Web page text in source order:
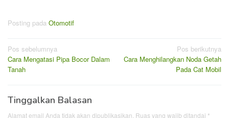
Posting pada Otomotif
Navigasi
pos
Pos sebelumnya
Cara Mengatasi Pipa Bocor Dalam
Tanah
Pos berikutnya
Cara Menghilangkan Noda Getah
Pada Cat Mobil
Tinggalkan Balasan
Alamat email Anda tidak akan dipublikasikan. Ruas yang wajib ditandai *